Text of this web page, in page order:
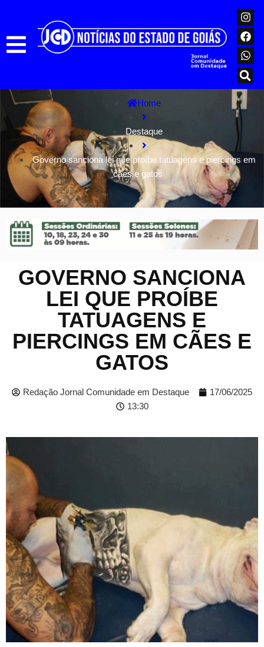
Home
Destaque
Governo sanciona lei que proíbe tatuagens e piercings em
cães e gatos
GOVERNO SANCIONA
LEI QUE PROÍBE
TATUAGENS E
PIERCINGS EM CÃES E
GATOS
Redação Jornal Comunidade em Destaque
17/06/2025
13:30